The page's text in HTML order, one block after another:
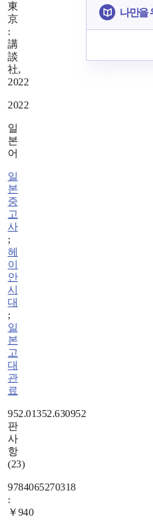
東
京
:
講
談
社,
2022
2022
일
본
어
일
본
중
고
사
;
헤
이
안
시
대
;
일
본
고
대
관
료
952.01352.630952
판
사
항
(23)
9784065270318
:
￥940
나만을